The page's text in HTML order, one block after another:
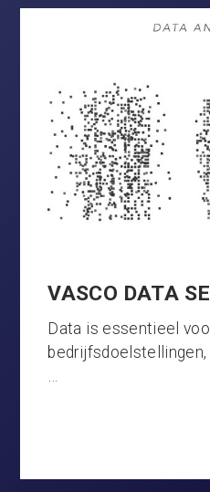
VASCO DATA
Data is essentieel